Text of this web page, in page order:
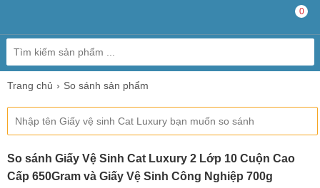
0
Trang chủ So sánh sản phẩm
So sánh Giấy Vệ Sinh Cat Luxury 2 Lớp 10 Cuộn Cao
Cấp 650Gram và Giấy Vệ Sinh Công Nghiệp 700g